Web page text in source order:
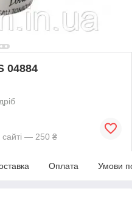
04884
сайті — 250 ₴
Оплата Умови